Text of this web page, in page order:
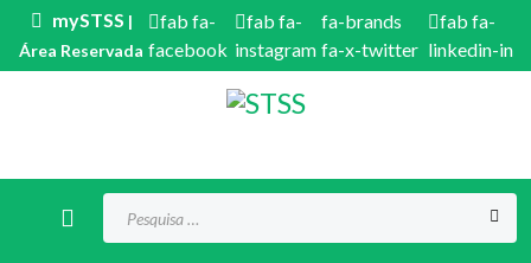
mySTSS |
Área Reservada
fab fa-
facebook
fab fa-
instagram
fa-brands
fa-x-twitter
fab fa-
linkedin-in